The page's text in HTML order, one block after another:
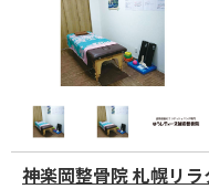
神楽岡整骨院 札幌リ